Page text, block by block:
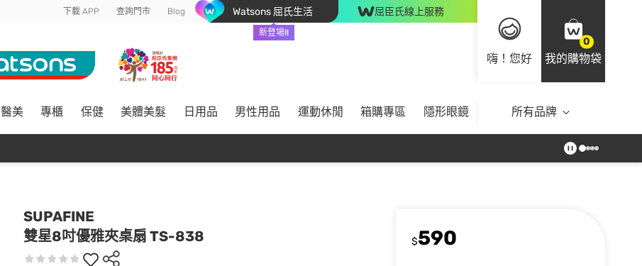
下載 APP 查詢門市 Blog Watsons 屈氏生活
新登場!!
屈臣氏線上服務
嗨！您好
0
我的購物袋
醫美 專櫃 保健 美體美髮 日用品 男性用品 運動休閒 箱購專區 隱形眼鏡 所有品牌
SUPAFINE
雙星8吋優雅夾桌扇 TS-838
$590